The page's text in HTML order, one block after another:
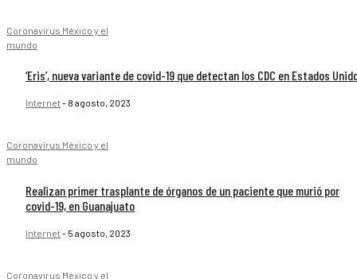
Coronavirus México y el
mundo
‘Eris’, nueva variante de covid-19 que detectan los CDC en Estados
Internet- 8 agosto, 2023
Coronavirus México y el
mundo
Realizan primer trasplante de órganos de un paciente que murió por
covid-19, en Guanajuato
Internet- 5 agosto, 2023
Coronavirus México y el